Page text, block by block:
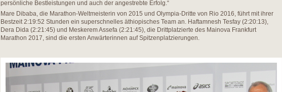
persönliche Bestleistungen und auch der angestrebte Erfolg.“
Mare Dibaba, die Marathon-Weltmeisterin von 2015 und Olympia-Dritte von Rio 2016, führt mit ihrer
Bestzeit 2:19:52 Stunden ein superschnelles äthiopisches Team an. Haftamnesh Tesfay (2:20:13),
Dera Dida (2:21:45) und Meskerem Assefa (2:21:45), die Drittplatzierte des Mainova Frankfurt
Marathon 2017, sind die ersten Anwärterinnen auf Spitzenplatzierungen.